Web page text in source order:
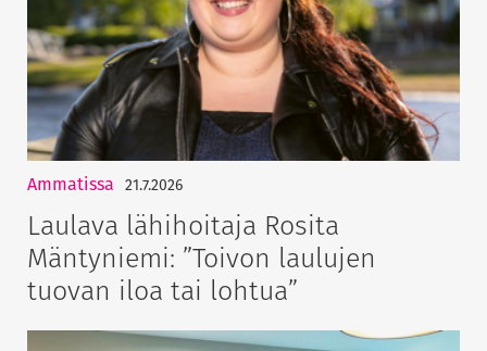
Ammatissa 21.7.2026
Laulava lähihoitaja Rosita
Mäntyniemi: ”Toivon laulujen
tuovan iloa tai lohtua”